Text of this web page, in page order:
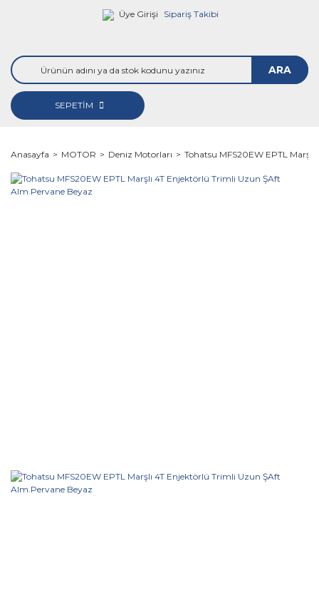
Üye Girişi Sipariş Takibi
ARA
SEPETİM
Anasayfa MOTOR Deniz Motorları Tohatsu MFS20EW EPTL